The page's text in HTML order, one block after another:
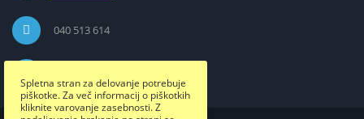
Spletna stran za delovanje potrebuje
piškotke. Za več informacij o piškotkih
kliknite varovanje zasebnosti. Z
040 513 614